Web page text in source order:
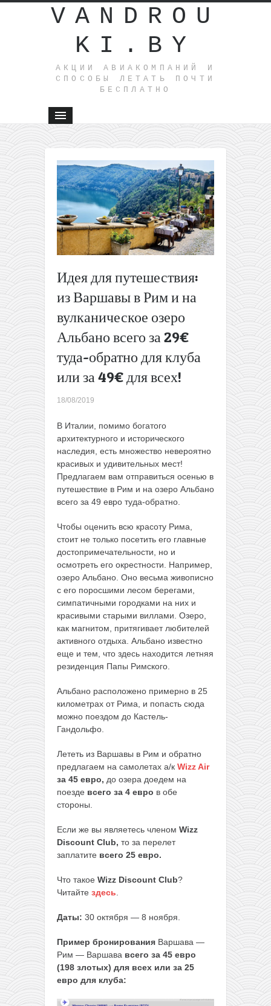
VANDROU
KI.BY
АКЦИИ АВИАКОМПАНИЙ И
СПОСОБЫ ЛЕТАТЬ ПОЧТИ
БЕСПЛАТНО
Идея для путешествия:
из Варшавы в Рим и на
вулканическое озеро
Альбано всего за 29€
туда-обратно для клуба
или за 49€ для всех!
18/08/2019
В Италии, помимо богатого
архитектурного и исторического
наследия, есть множество невероятно
красивых и удивительных мест!
Предлагаем вам отправиться осенью в
путешествие в Рим и на озеро Альбано
всего за 49 евро туда-обратно.
Чтобы оценить всю красоту Рима,
стоит не только посетить его главные
достопримечательности, но и
осмотреть его окрестности. Например,
озеро Альбано. Оно весьма живописно
с его поросшими лесом берегами,
симпатичными городками на них и
красивыми старыми виллами. Озеро,
как магнитом, притягивает любителей
активного отдыха. Альбано известно
еще и тем, что здесь находится летняя
резиденция Папы Римского.
Альбано расположено примерно в 25
километрах от Рима, и попасть сюда
можно поездом до Кастель-
Гандольфо.
Лететь из Варшавы в Рим и обратно
предлагаем на самолетах а/к Wizz Air
за 45 евро, до озера доедем на
поезде всего за 4 евро в обе
стороны.
Если же вы являетесь членом Wizz
Discount Club, то за перелет
заплатите всего 25 евро.
Что такое Wizz Discount Club?
Читайте здесь
Даты: 30 октября — 8 ноября.
Пример бронирования Варшава —
Рим — Варшава всего за 45 евро
(198 злотых) для всех или за 25
евро для клуба:
Куба,
Мексика,
Кабо-
Верде и
Ямайка
от 100€